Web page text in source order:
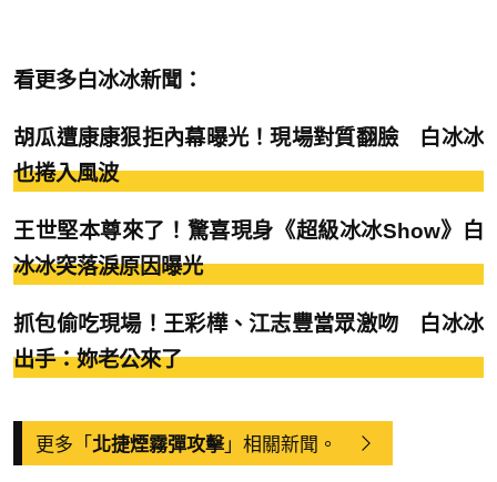
看更多白冰冰新聞：
胡瓜遭康康狠拒內幕曝光！現場對質翻臉 白冰冰
也捲入風波
王世堅本尊來了！驚喜現身《超級冰冰Show》白
冰冰突落淚原因曝光
抓包偷吃現場！王彩樺、江志豐當眾激吻 白冰冰
出手：妳老公來了
更多「北捷煙霧彈攻擊」相關新聞。